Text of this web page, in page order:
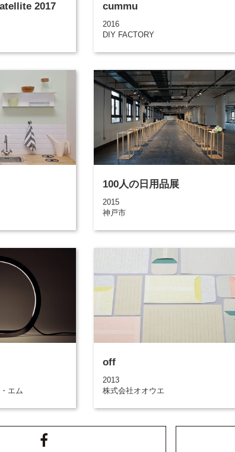
2017 cummu
2016
DIY FACTORY
100人の日用品展
2015
神戸市
エム
off
2013
株式会社オオウエ